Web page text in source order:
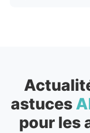
astuces
pour les